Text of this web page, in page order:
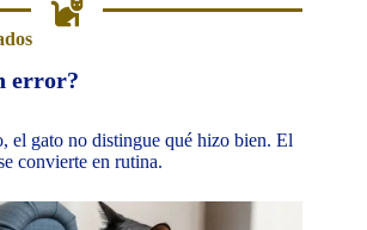
error?
el gato no distingue qué hizo bien. El
convierte en rutina.